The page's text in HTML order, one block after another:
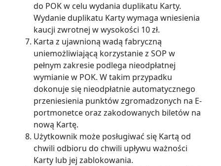
do POK w celu wydania duplikatu Karty.
Wydanie duplikatu Karty wymaga wniesienia
kaucji zwrotnej w wysokości 10 zł.
Karta z ujawnioną wadą fabryczną
uniemożliwiającą korzystanie z SOP w
pełnym zakresie podlega nieodpłatnej
wymianie w POK. W takim przypadku
dokonuje się nieodpłatnie automatycznego
przeniesienia punktów zgromadzonych na E-
portmonetce oraz zakodowanych biletów na
nową Kartę.
Użytkownik może posługiwać się Kartą od
chwili odbioru do chwili upływu ważności
Karty lub jej zablokowania.